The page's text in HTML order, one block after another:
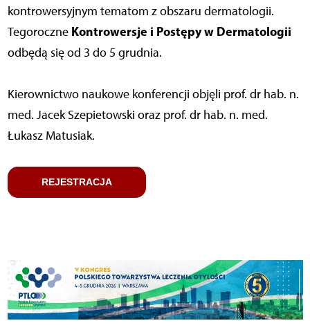
kontrowersyjnym tematom z obszaru dermatologii.
TegoroczneKontrowersje i Postępy w Dermatologii
odbędą się od 3 do 5 grudnia.
Kierownictwo naukowe konferencji objęli prof. dr hab. n.
med. Jacek Szepietowski oraz prof. dr hab. n. med.
Łukasz Matusiak.
REJESTRACJA